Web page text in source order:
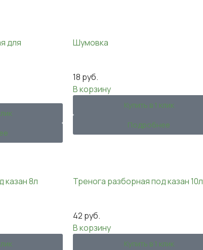
для Шумовка
18 руб.
В корзину
Купить в 1 клик
Подробнее
казан 8л Тренога разборная под казан 10л
42 руб.
В корзину
Купить в 1 клик